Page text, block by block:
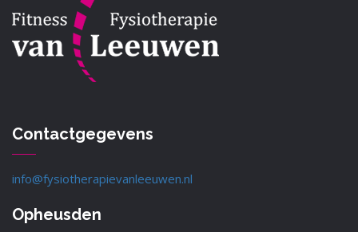
Contactgegevens
info@fysiotherapievanleeuwen.nl
Opheusden